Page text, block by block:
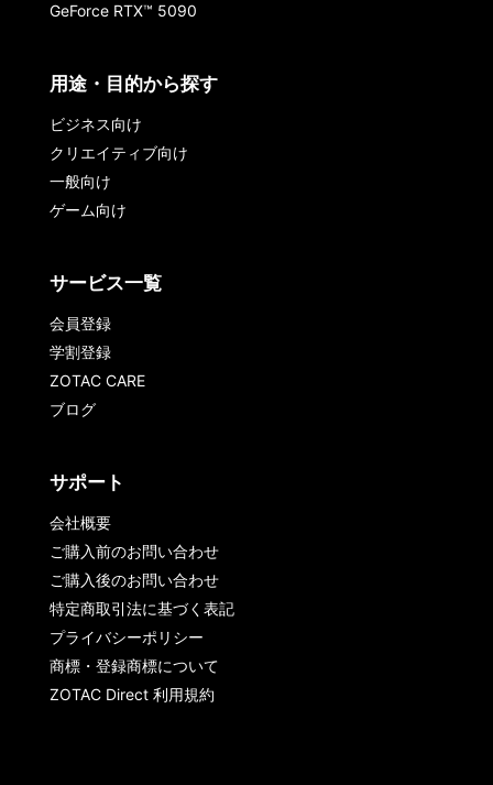
GeForce RTX™ 5090
用途・目的から探す
ビジネス向け
クリエイティブ向け
一般向け
ゲーム向け
サービス一覧
会員登録
学割登録
ZOTAC CARE
ブログ
サポート
会社概要
ご購入前のお問い合わせ
ご購入後のお問い合わせ
特定商取引法に基づく表記
プライバシーポリシー
商標・登録商標について
ZOTAC Direct 利用規約